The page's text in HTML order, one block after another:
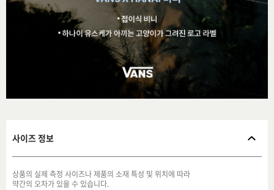
사이즈 정보
상품의 실제 측정 사이즈나 제품의 소재 특성 및 위치에 따라
약간의 오차가 있을 수 있습니다.